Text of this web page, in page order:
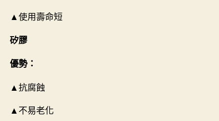
▲使用壽命短
矽膠
優勢：
▲抗腐蝕
▲不易老化